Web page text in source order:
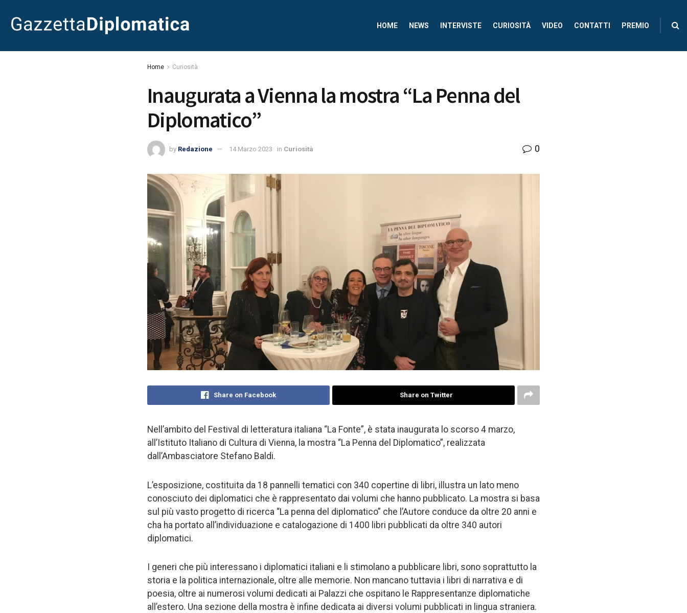
HOME NEWS INTERVISTE CURIOSITÀ VIDEO CONTATTI PREMIO
Home Curiosità
Inaugurata a Vienna la mostra “La Penna del
Diplomatico”
by Redazione 14 Marzo 2023 in Curiosità 0
Share on Facebook Share on Twitter
Nell’ambito del Festival di letteratura italiana “La Fonte”, è stata inaugurata lo scorso 4 marzo,
all’Istituto Italiano di Cultura di Vienna, la mostra “La Penna del Diplomatico”, realizzata
dall’Ambasciatore Stefano Baldi.
L’esposizione, costituita da 18 pannelli tematici con 340 copertine di libri, illustra un lato meno
conosciuto dei diplomatici che è rappresentato dai volumi che hanno pubblicato. La mostra si basa
sul più vasto progetto di ricerca “La penna del diplomatico” che l’Autore conduce da oltre 20 anni e
cha ha portato all’individuazione e catalogazione di 1400 libri pubblicati da oltre 340 autori
diplomatici.
I generi che più interessano i diplomatici italiani e li stimolano a pubblicare libri, sono soprattutto la
storia e la politica internazionale, oltre alle memorie. Non mancano tuttavia i libri di narrativa e di
poesia, oltre ai numerosi volumi dedicati ai Palazzi che ospitano le Rappresentanze diplomatiche
all’estero. Una sezione della mostra è infine dedicata ai diversi volumi pubblicati in lingua straniera.